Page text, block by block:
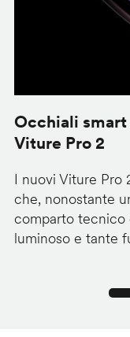
Occhiali
Viture Pro 2
I nuovi Viture Pro
che, nonostante
comparto tecnico
luminoso e tante